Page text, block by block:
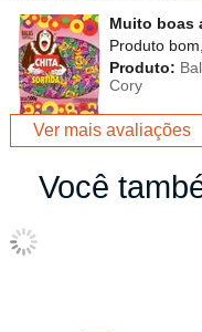
Muito boas
Produto
Produto:
Cory
Ver mais avaliações
Você